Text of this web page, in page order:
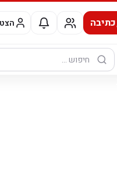
כתיבה
חיפוש: